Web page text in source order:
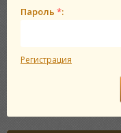
Пароль *:
Регистрация